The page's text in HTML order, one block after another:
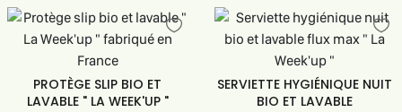
PROTÈGE SLIP BIO ET
LAVABLE " LA WEEK'UP "
SERVIETTE HYGIÉNIQUE NUIT
BIO ET LAVABLE